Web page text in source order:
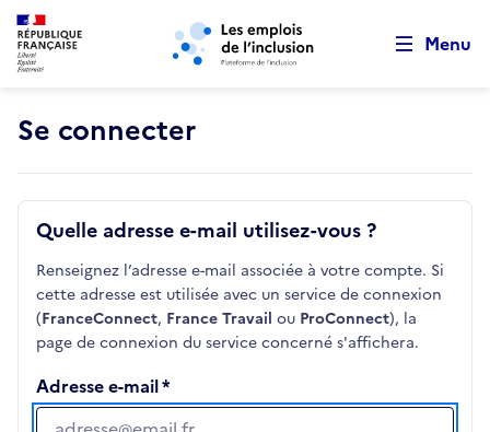
Aller au menu principal Aller au contenu principal
Menu
Se connecter
Quelle adresse e-mail utilisez-vous ?
Renseignez l’adresse e-mail associée à votre compte. Si
cette adresse est utilisée avec un service de connexion
(FranceConnect, France Travail ou ProConnect), la
page de connexion du service concerné s'affichera.
Adresse e-mail
Adresse e-mail
Retour au début de la page
Panneau de gestion des cookies